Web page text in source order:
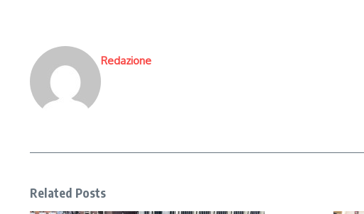
Redazione
Related Posts